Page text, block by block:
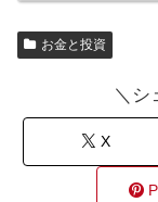
お金と投資
＼シ
X